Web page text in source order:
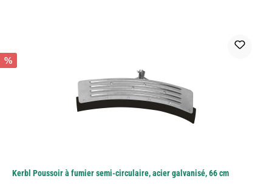
%
Kerbl Poussoir à fumier semi-circulaire, acier galvanisé, 66 cm